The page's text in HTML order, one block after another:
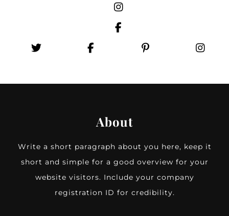
About
Write a short paragraph about you here, keep it
short and simple for a good overview for your
website visitors. Include your company
registration ID for credibility.